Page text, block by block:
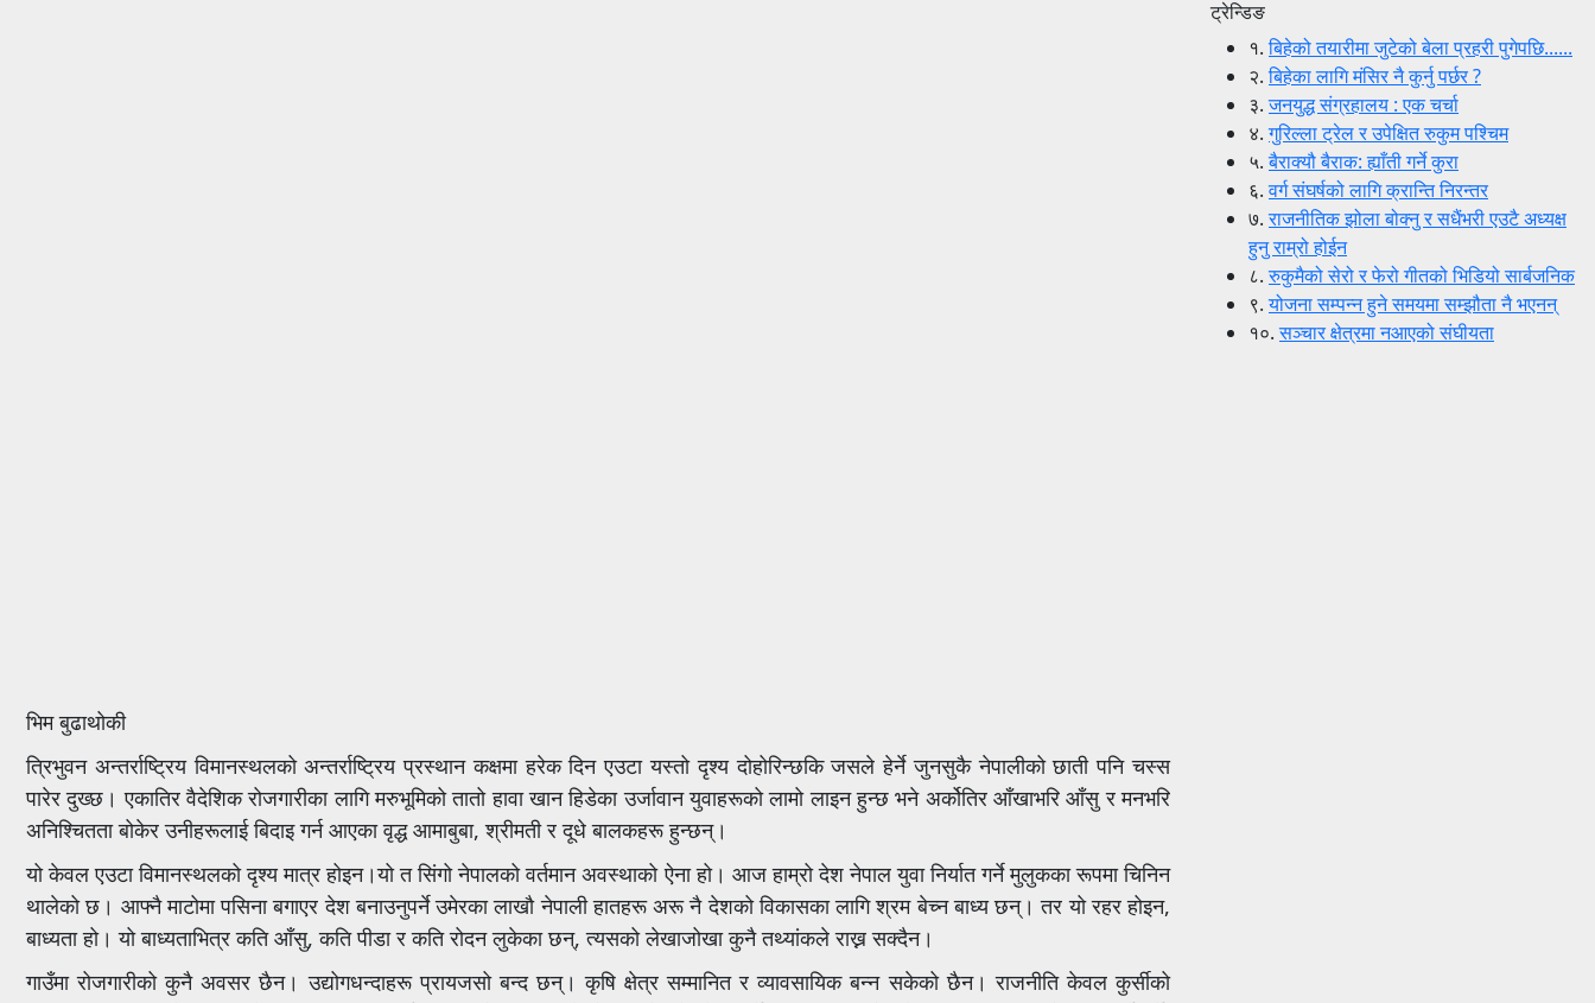
भिम बुढाथोकी
त्रिभुवन अन्तर्राष्ट्रिय विमानस्थलको अन्तर्राष्ट्रिय प्रस्थान कक्षमा हरेक दिन एउटा यस्तो दृश्य दोहोरिन्छकि जसले हेर्ने जुनसुकै नेपालीको छाती पनि चस्स
पारेर दुख्छ। एकातिर वैदेशिक रोजगारीका लागि मरुभूमिको तातो हावा खान हिडेका उर्जावान युवाहरूको लामो लाइन हुन्छ भने अर्कोतिर आँखाभरि आँसु र मनभरि
अनिश्चितता बोकेर उनीहरूलाई बिदाइ गर्न आएका वृद्ध आमाबुबा, श्रीमती र दूधे बालकहरू हुन्छन्।
यो केवल एउटा विमानस्थलको दृश्य मात्र होइन।यो त सिंगो नेपालको वर्तमान अवस्थाको ऐना हो। आज हाम्रो देश नेपाल युवा निर्यात गर्ने मुलुकका रूपमा चिनिन
थालेको छ। आफ्नै माटोमा पसिना बगाएर देश बनाउनुपर्ने उमेरका लाखौ नेपाली हातहरू अरू नै देशको विकासका लागि श्रम बेच्न बाध्य छन्। तर यो रहर होइन,
बाध्यता हो। यो बाध्यताभित्र कति आँसु, कति पीडा र कति रोदन लुकेका छन्, त्यसको लेखाजोखा कुनै तथ्यांकले राख्न सक्दैन।
गाउँमा रोजगारीको कुनै अवसर छैन। उद्योगधन्दाहरू प्रायजसो बन्द छन्। कृषि क्षेत्र सम्मानित र व्यावसायिक बन्न सकेको छैन। राजनीति केवल कुर्सीको
ट्रेन्डिङ
१.बिहेको तयारीमा जुटेको बेला प्रहरी पुगेपछि......
२.बिहेका लागि मंसिर नै कुर्नु पर्छर ?
३.जनयुद्ध संग्रहालय : एक चर्चा
४.गुरिल्ला ट्रेल र उपेक्षित रुकुम पश्चिम
५.बैराक्यौ बैराक: ह्याँती गर्ने कुरा
६.वर्ग संघर्षको लागि क्रान्ति निरन्तर
७.राजनीतिक झोला बोक्नु र सधैंभरी एउटै अध्यक्ष
हुनु राम्रो होईन
८.रुकुमैको सेरो र फेरो गीतको भिडियो सार्बजनिक
९.योजना सम्पन्न हुने समयमा सम्झौता नै भएनन्
१०.सञ्चार क्षेत्रमा नआएको संघीयता